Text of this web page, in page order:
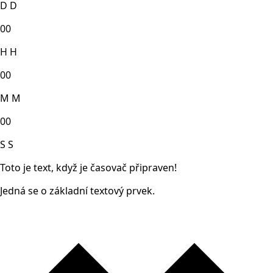
D D
00
H H
00
M M
00
S S
Toto je text, když je časovač připraven!
Jedná se o základní textový prvek.